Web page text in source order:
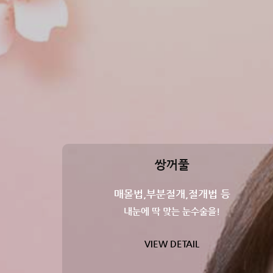
쌍꺼풀
매몰법,부분절개,절개법 등
내눈에 딱 맞는 눈수술을!
VIEW DETAIL